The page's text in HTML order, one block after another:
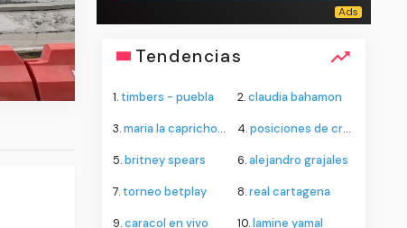
de empleo
Tendencias
1. timbers - puebla 2.claudia bahamon
3.maria la caprichosa 4.posiciones de cruz azul contra philadelphia union
5.britney spears 6.alejandro grajales
7. torneo betplay 8.real cartagena
9.caracol en vivo 10.lamine yamal